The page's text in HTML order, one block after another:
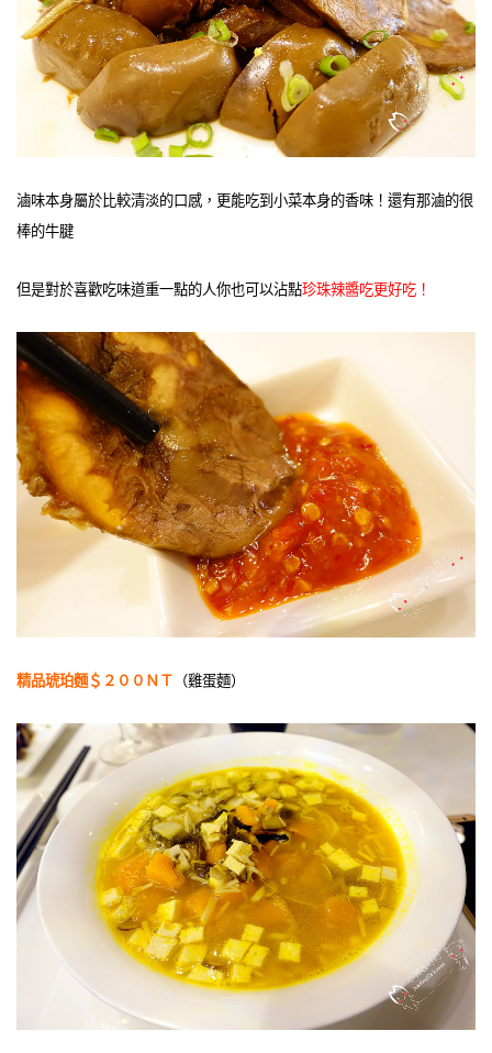
滷味本身屬於比較清淡的口感，更能吃到小菜本身的香味！還有那滷的很
棒的牛腱
但是對於喜歡吃味道重一點的人你也可以沾點珍珠辣醬吃更好吃！
精品琥珀麵＄２００ＮＴ （雞蛋麵）